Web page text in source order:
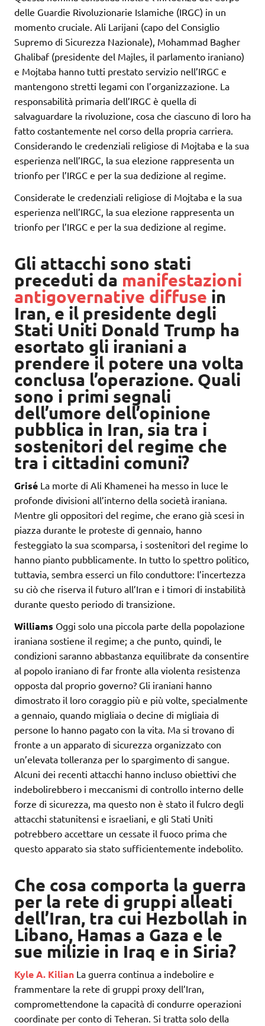
delle Guardie Rivoluzionarie Islamiche (IRGC) in un
momento cruciale. Ali Larijani (capo del Consiglio
Supremo di Sicurezza Nazionale), Mohammad Bagher
Ghalibaf (presidente del Majles, il parlamento iraniano)
e Mojtaba hanno tutti prestato servizio nell’IRGC e
mantengono stretti legami con l’organizzazione. La
responsabilità primaria dell’IRGC è quella di
salvaguardare la rivoluzione, cosa che ciascuno di loro ha
fatto costantemente nel corso della propria carriera.
Considerando le credenziali religiose di Mojtaba e la sua
esperienza nell’IRGC, la sua elezione rappresenta un
trionfo per l’IRGC e per la sua dedizione al regime.
Considerate le credenziali religiose di Mojtaba e la sua
esperienza nell’IRGC, la sua elezione rappresenta un
trionfo per l’IRGC e per la sua dedizione al regime.
Gli attacchi sono stati
preceduti da manifestazioni
antigovernative diffuse in
Iran, e il presidente degli
Stati Uniti Donald Trump ha
esortato gli iraniani a
prendere il potere una volta
conclusa l’operazione. Quali
sono i primi segnali
dell’umore dell’opinione
pubblica in Iran, sia tra i
sostenitori del regime che
tra i cittadini comuni?
Grisé La morte di Ali Khamenei ha messo in luce le
profonde divisioni all’interno della società iraniana.
Mentre gli oppositori del regime, che erano già scesi in
piazza durante le proteste di gennaio, hanno
festeggiato la sua scomparsa, i sostenitori del regime lo
hanno pianto pubblicamente. In tutto lo spettro politico,
tuttavia, sembra esserci un filo conduttore: l’incertezza
su ciò che riserva il futuro all’Iran e i timori di instabilità
durante questo periodo di transizione.
Williams Oggi solo una piccola parte della popolazione
iraniana sostiene il regime; a che punto, quindi, le
condizioni saranno abbastanza equilibrate da consentire
al popolo iraniano di far fronte alla violenta resistenza
opposta dal proprio governo? Gli iraniani hanno
dimostrato il loro coraggio più e più volte, specialmente
a gennaio, quando migliaia o decine di migliaia di
persone lo hanno pagato con la vita. Ma si trovano di
fronte a un apparato di sicurezza organizzato con
un’elevata tolleranza per lo spargimento di sangue.
Alcuni dei recenti attacchi hanno incluso obiettivi che
indebolirebbero i meccanismi di controllo interno delle
forze di sicurezza, ma questo non è stato il fulcro degli
attacchi statunitensi e israeliani, e gli Stati Uniti
potrebbero accettare un cessate il fuoco prima che
questo apparato sia stato sufficientemente indebolito.
Che cosa comporta la guerra
per la rete di gruppi alleati
dell’Iran, tra cui Hezbollah in
Libano, Hamas a Gaza e le
sue milizie in Iraq e in Siria?
Kyle A. Kilian La guerra continua a indebolire e
frammentare la rete di gruppi proxy dell’Iran,
compromettendone la capacità di condurre operazioni
coordinate per conto di Teheran. Si tratta solo della